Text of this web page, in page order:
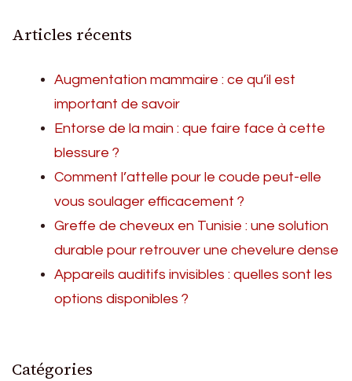
Articles récents
Augmentation mammaire : ce qu’il est
important de savoir
Entorse de la main : que faire face à cette
blessure ?
Comment l’attelle pour le coude peut-elle
vous soulager efficacement ?
Greffe de cheveux en Tunisie : une solution
durable pour retrouver une chevelure dense
Appareils auditifs invisibles : quelles sont les
options disponibles ?
Catégories